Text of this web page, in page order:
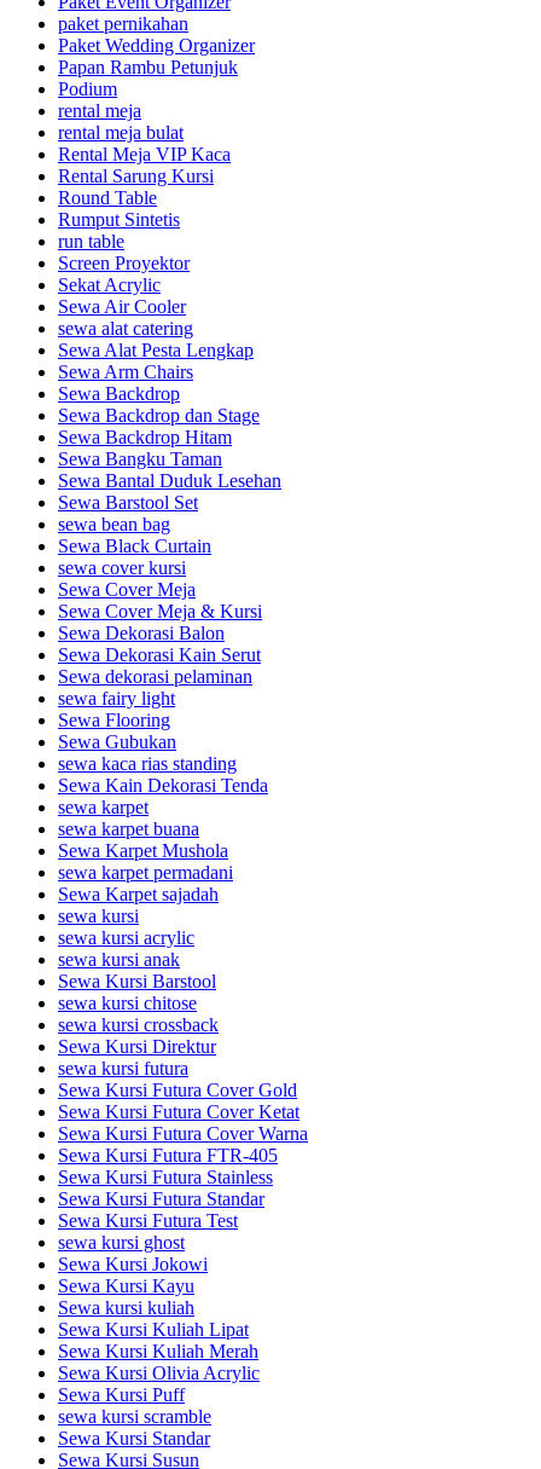
paket pernikahan
Paket Wedding Organizer
Papan Rambu Petunjuk
Podium
rental meja
rental meja bulat
Rental Meja VIP Kaca
Rental Sarung Kursi
Round Table
Rumput Sintetis
run table
Screen Proyektor
Sekat Acrylic
Sewa Air Cooler
sewa alat catering
Sewa Alat Pesta Lengkap
Sewa Arm Chairs
Sewa Backdrop
Sewa Backdrop dan Stage
Sewa Backdrop Hitam
Sewa Bangku Taman
Sewa Bantal Duduk Lesehan
Sewa Barstool Set
sewa bean bag
Sewa Black Curtain
sewa cover kursi
Sewa Cover Meja
Sewa Cover Meja & Kursi
Sewa Dekorasi Balon
Sewa Dekorasi Kain Serut
Sewa dekorasi pelaminan
sewa fairy light
Sewa Flooring
Sewa Gubukan
sewa kaca rias standing
Sewa Kain Dekorasi Tenda
sewa karpet
sewa karpet buana
Sewa Karpet Mushola
sewa karpet permadani
Sewa Karpet sajadah
sewa kursi
sewa kursi acrylic
sewa kursi anak
Sewa Kursi Barstool
sewa kursi chitose
sewa kursi crossback
Sewa Kursi Direktur
sewa kursi futura
Sewa Kursi Futura Cover Gold
Sewa Kursi Futura Cover Ketat
Sewa Kursi Futura Cover Warna
Sewa Kursi Futura FTR-405
Sewa Kursi Futura Stainless
Sewa Kursi Futura Standar
Sewa Kursi Futura Test
sewa kursi ghost
Sewa Kursi Jokowi
Sewa Kursi Kayu
Sewa kursi kuliah
Sewa Kursi Kuliah Lipat
Sewa Kursi Kuliah Merah
Sewa Kursi Olivia Acrylic
Sewa Kursi Puff
sewa kursi scramble
Sewa Kursi Standar
Sewa Kursi Susun